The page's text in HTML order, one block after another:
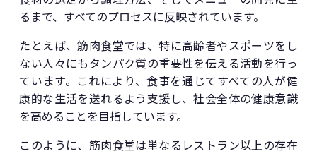
るまで、すべてのプロセスに反映されています。
たとえば、筋肉食堂では、特に高齢者やスポーツをし
ない人々にもタンパク質の重要性を伝える活動を行っ
ています。これにより、食事を通じてすべての人が健
康的な生活を送れるよう支援し、社会全体の健康意識
を高めることを目指しています。
このように、筋肉食堂は単なるレストラン以上の存在